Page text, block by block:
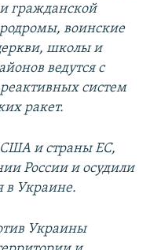
1080p
гражданской
воинские
школы и
ведутся с
систем
ракет.
США и страны ЕС,
России и осудили
в Украине.
Украины